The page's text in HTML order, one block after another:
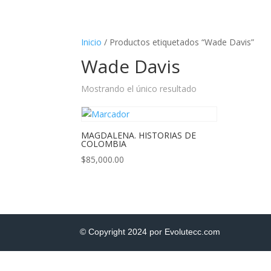
Inicio / Productos etiquetados “Wade Davis”
Wade Davis
Mostrando el único resultado
MAGDALENA. HISTORIAS DE
COLOMBIA
$85,000.00
© Copyright 2024 por Evolutecc.com